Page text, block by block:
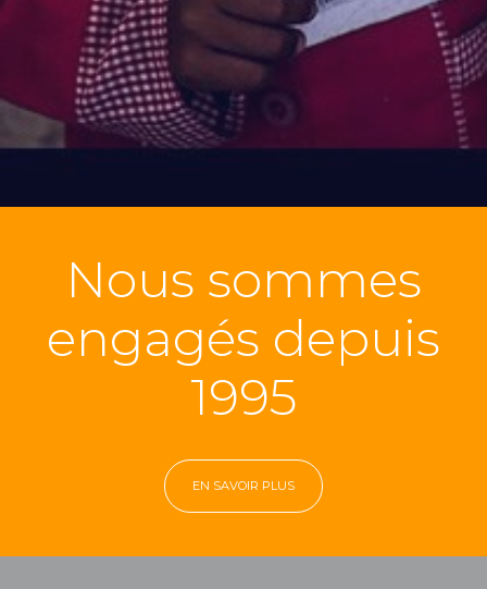
Nous sommes
engagés depuis
1995
EN SAVOIR PLUS